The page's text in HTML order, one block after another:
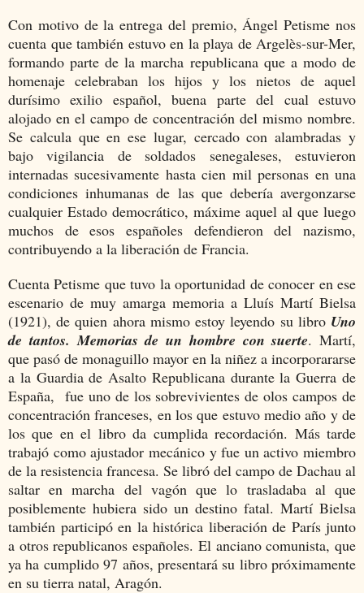
Con motivo de la entrega del premio, Ángel Petisme nos
cuenta que también estuvo en la playa de Argelès-sur-Mer,
formando parte de la marcha republicana que a modo de
homenaje celebraban los hijos y los nietos de aquel
durísimo exilio español, buena parte del cual estuvo
alojado en el campo de concentración del mismo nombre.
Se calcula que en ese lugar, cercado con alambradas y
bajo vigilancia de soldados senegaleses, estuvieron
internadas sucesivamente hasta cien mil personas en una
condiciones inhumanas de las que debería avergonzarse
cualquier Estado democrático, máxime aquel al que luego
muchos de esos españoles defendieron del nazismo,
contribuyendo a la liberación de Francia.
Cuenta Petisme que tuvo la oportunidad de conocer en ese
escenario de muy amarga memoria a Lluís Martí Bielsa
(1921), de quien ahora mismo estoy leyendo su libro Uno
de tantos. Memorias de un hombre con suerte. Martí,
que pasó de monaguillo mayor en la niñez a incorporararse
a la Guardia de Asalto Republicana durante la Guerra de
España, fue uno de los sobrevivientes de olos campos de
concentración franceses, en los que estuvo medio año y de
los que en el libro da cumplida recordación. Más tarde
trabajó como ajustador mecánico y fue un activo miembro
de la resistencia francesa. Se libró del campo de Dachau al
saltar en marcha del vagón que lo trasladaba al que
posiblemente hubiera sido un destino fatal. Martí Bielsa
también participó en la histórica liberación de París junto
a otros republicanos españoles. El anciano comunista, que
ya ha cumplido 97 años, presentará su libro próximamente
en su tierra natal, Aragón.